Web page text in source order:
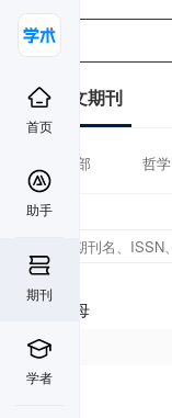
首页
助手
期刊
学者
中文期刊
全部 哲学
首字母
T